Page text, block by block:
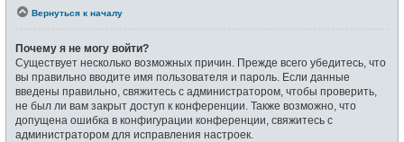
Вернуться к началу
Почему я не могу войти?
Существует несколько возможных причин. Прежде всего убедитесь, что
вы правильно вводите имя пользователя и пароль. Если данные
введены правильно, свяжитесь с администратором, чтобы проверить,
не был ли вам закрыт доступ к конференции. Также возможно, что
допущена ошибка в конфигурации конференции, свяжитесь с
администратором для исправления настроек.